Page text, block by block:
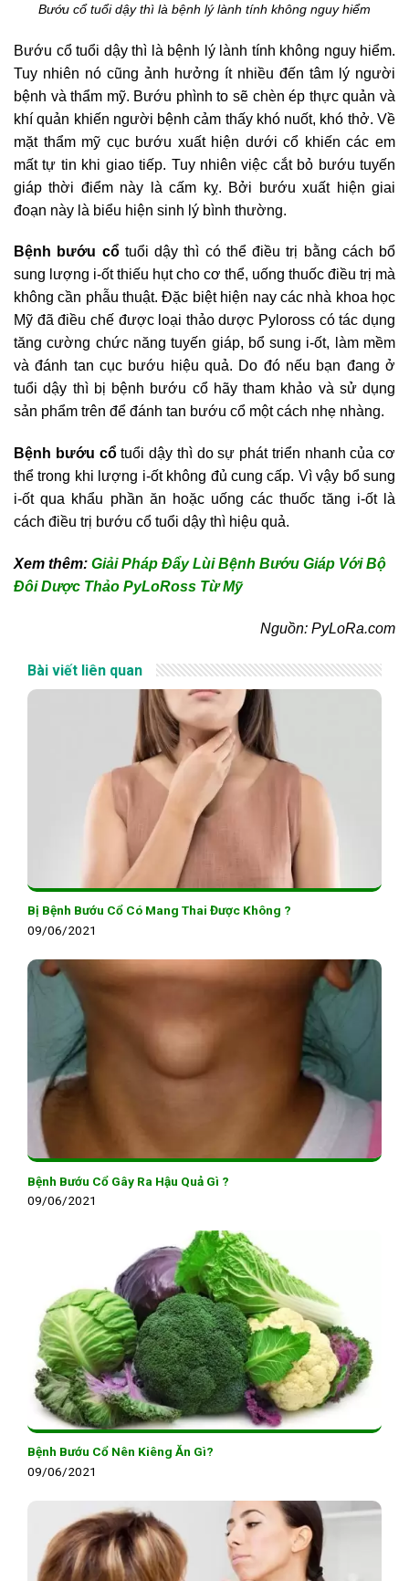
Bướu cổ tuổi dậy thì là bệnh lý lành tính không nguy hiểm
Bướu cổ tuổi dậy thì là bệnh lý lành tính không nguy hiểm.
Tuy nhiên nó cũng ảnh hưởng ít nhiều đến tâm lý người
bệnh và thẩm mỹ. Bướu phình to sẽ chèn ép thực quản và
khí quản khiến người bệnh cảm thấy khó nuốt, khó thở. Về
mặt thẩm mỹ cục bướu xuất hiện dưới cổ khiến các em
mất tự tin khi giao tiếp. Tuy nhiên việc cắt bỏ bướu tuyến
giáp thời điểm này là cấm kỵ. Bởi bướu xuất hiện giai
đoạn này là biểu hiện sinh lý bình thường.
Bệnh bướu cổtuổi dậy thì có thể điều trị bằng cách bổ
sung lượng i-ốt thiếu hụt cho cơ thể, uống thuốc điều trị mà
không cần phẫu thuật. Đặc biệt hiện nay các nhà khoa học
Mỹ đã điều chế được loại thảo dược Pyloross có tác dụng
tăng cường chức năng tuyến giáp, bổ sung i-ốt, làm mềm
và đánh tan cục bướu hiệu quả. Do đó nếu bạn đang ở
tuổi dậy thì bị bệnh bướu cổ hãy tham khảo và sử dụng
sản phẩm trên để đánh tan bướu cổ một cách nhẹ nhàng.
Bệnh bướu cổtuổi dậy thì do sự phát triển nhanh của cơ
thể trong khi lượng i-ốt không đủ cung cấp. Vì vậy bổ sung
i-ốt qua khẩu phần ăn hoặc uống các thuốc tăng i-ốt là
cách điều trị bướu cổ tuổi dậy thì hiệu quả.
Xem thêm: Giải Pháp Đẩy Lùi Bệnh Bướu Giáp Với Bộ
Đôi Dược Thảo PyLoRoss Từ Mỹ
Nguồn: PyLoRa.com
Bài viết liên quan
Bị Bệnh Bướu Cổ Có Mang Thai Được Không ?
09/06/2021
Bệnh Bướu Cổ Gây Ra Hậu Quả Gì ?
09/06/2021
Bệnh Bướu Cổ Nên Kiêng Ăn Gì?
09/06/2021